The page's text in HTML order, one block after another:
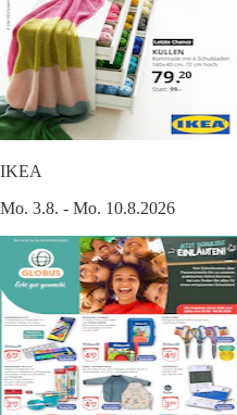
IKEA
Mo. 3.8. - Mo. 10.8.2026